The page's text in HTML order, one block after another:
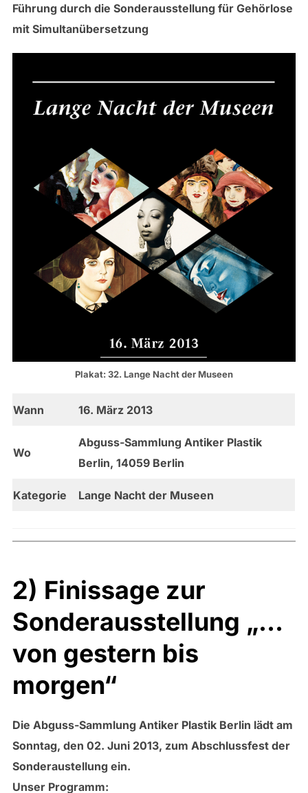
Führung durch die Sonderausstellung für Gehörlose
mit Simultanübersetzung
Plakat: 32. Lange Nacht der Museen
Wann 16. März 2013
Wo
Abguss-Sammlung Antiker Plastik
Berlin, 14059 Berlin
Kategorie Lange Nacht der Museen
2) Finissage zur
Sonderausstellung „…
von gestern bis
morgen“
Die Abguss-Sammlung Antiker Plastik Berlin lädt am
Sonntag, den 02. Juni 2013, zum Abschlussfest der
Sonderaustellung ein.
Unser Programm: